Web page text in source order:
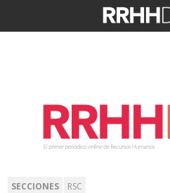
SECCIONES RSC